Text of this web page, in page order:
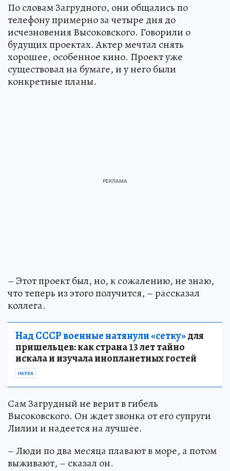
По словам Загрудного, они общались по
телефону примерно за четыре дня до
исчезновения Высоковского. Говорили о
будущих проектах. Актер мечтал снять
хорошее, особенное кино. Проект уже
существовал на бумаге, и у него были
конкретные планы.
– Этот проект был, но, к сожалению, не знаю,
что теперь из этого получится, – рассказал
коллега.
Над СССР военные натянули «сетку»для
пришельцев: как страна 13 лет тайно
искала и изучала инопланетных гостей
НАУКА
Сам Загрудный не верит в гибель
Высоковского. Он ждет звонка от его супруги
Лилии и надеется на лучшее.
– Люди по два месяца плавают в море, а потом
выживают, – сказал он.